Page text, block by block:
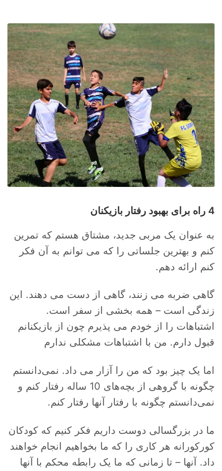
4 راه برای بهبود رفتار بازیکنان
به عنوان یک مربی جدید، مشتاق هستم که تمرین
کنم و بهترین جلساتی را که می توانم به آن فکر
کنم ارائه دهم.
گاهی ضربه می زنند، گاهی از دست می دهند. این
زندگی است – همه بخشی از سفر است.
اشتباهات را از خودم می پذیرم چون از بازیکنانم
قبول دارم. من با اشتباهات مشکلی ندارم
اما یک چیز بود که من را آزار می داد. نمی‌دانستم
چگونه با گروهی از بچه‌های 10 ساله رفتار کنم و
نمی‌دانستم چگونه با رفتار آنها رفتار کنم.
ما در بزرگسالی دوست داریم فکر کنیم که کودکان
کورکورانه هر کاری را که ما بخواهیم انجام خواهند
داد. آنها – تا زمانی که ما یک رابطه محکم با آنها